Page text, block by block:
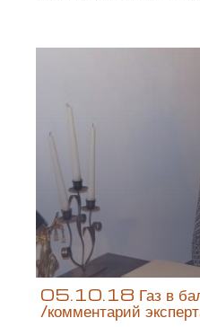
05.10.18 Газ в
/комментарий